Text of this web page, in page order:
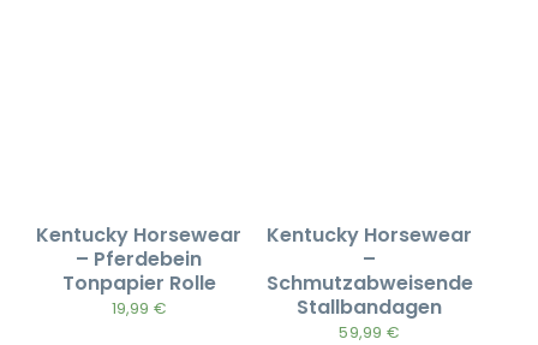
Kentucky Horsewear
– Pferdebein
Tonpapier Rolle
19,99 €
Kentucky Horsewear
–
Schmutzabweisende
Stallbandagen
59,99 €